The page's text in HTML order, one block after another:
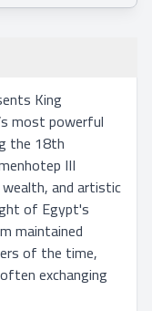
King
most powerful
the 18th
III
and artistic
of Egypt's
maintained
of the time,
exchanging